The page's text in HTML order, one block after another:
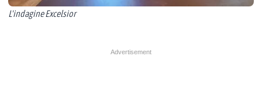
L'indagine Excelsior